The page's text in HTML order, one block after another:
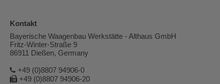
Kontakt
Bayerische Waagenbau Werkstätte - Althaus GmbH
Fritz-Winter-Straße 9
86911 Dießen, Germany
+49 (0)8807 94906-0
+49 (0)8807 94906-20